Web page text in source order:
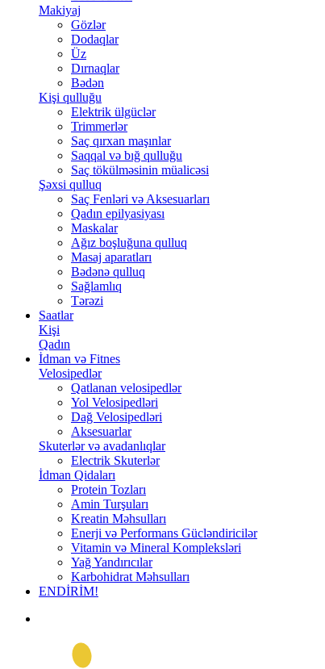
Makiyaj
Gözlər
Dodaqlar
Üz
Dırnaqlar
Bədən
Kişi qulluğu
Elektrik ülgüclər
Trimmerlər
Saç qırxan maşınlar
Saqqal və bığ qulluğu
Saç tökülməsinin müalicəsi
Şəxsi qulluq
Saç Fenləri və Aksesuarları
Qadın epilyasiyası
Maskalar
Ağız boşluğuna qulluq
Masaj aparatları
Bədənə qulluq
Sağlamlıq
Tərəzi
Saatlar
Kişi
Qadın
İdman və Fitnes
Velosipedlər
Qatlanan velosipedlər
Yol Velosipedləri
Dağ Velosipedləri
Aksesuarlar
Skuterlər və avadanlıqlar
Electrik Skuterlər
İdman Qidaları
Protein Tozları
Amin Turşuları
Kreatin Məhsulları
Enerji və Performans Gücləndiricilər
Vitamin və Mineral Kompleksləri
Yağ Yandırıcılar
Karbohidrat Məhsulları
ENDİRİM!